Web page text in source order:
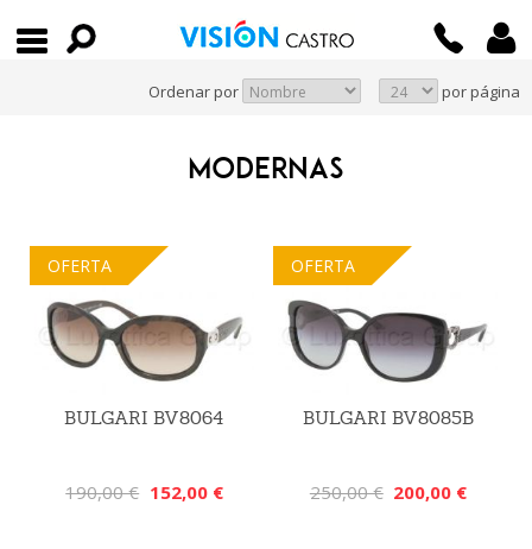
Ordenar por por página
MODERNAS
OFERTA
BULGARI BV8064
190,00 € 152,00 €
OFERTA
BULGARI BV8085B
250,00 € 200,00 €